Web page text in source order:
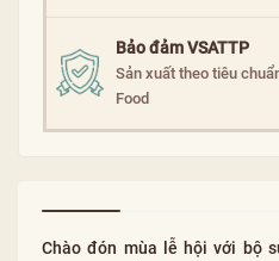
Bảo đảm VSATTP
Sản xuất theo tiêu
Food
Chào đón mùa lễ hội với bộ